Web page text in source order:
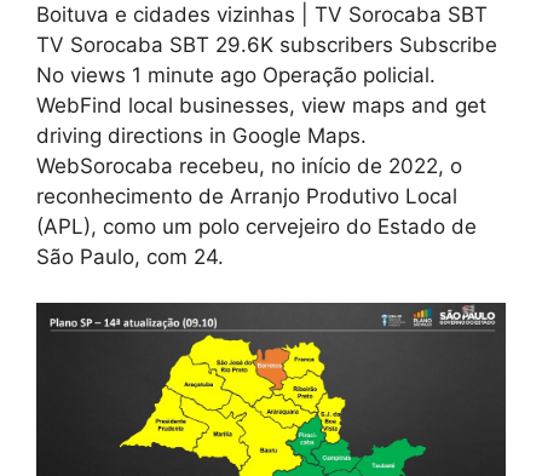
Boituva e cidades vizinhas | TV Sorocaba SBT
TV Sorocaba SBT 29.6K subscribers Subscribe
No views 1 minute ago Operação policial.
WebFind local businesses, view maps and get
driving directions in Google Maps.
WebSorocaba recebeu, no início de 2022, o
reconhecimento de Arranjo Produtivo Local
(APL), como um polo cervejeiro do Estado de
São Paulo, com 24.